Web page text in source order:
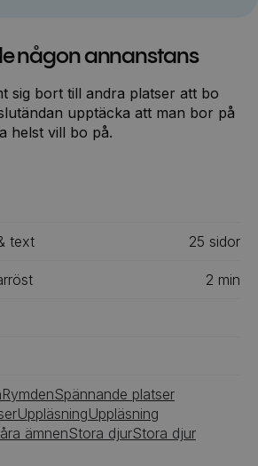
någon annanstans
sig bort till andra platser att bo
upptäcka att man bor på
helst vill bo på.
text 25 ‎‎ sidor
2 min
RymdenSpännande platser
UppläsningUppläsning
ämnenStora djurStora djur